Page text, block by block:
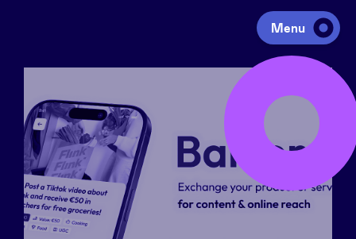
Menu
Investir
Lever des fonds
Portfolio